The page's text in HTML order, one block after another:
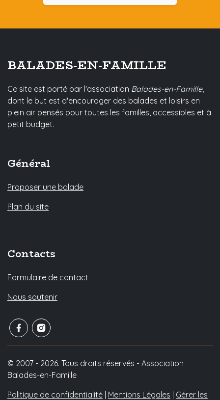
BALADES-EN-FAMILLE
Ce site est porté par l'association Balades-en-Famille,
dont le but est d'encourager des balades et loisirs en
plein air pensés pour toutes les familles, accessibles et à
petit budget.
Général
Proposer une balade
Plan du site
Contacts
Formulaire de contact
Nous soutenir
© 2007 - 2026. Tous droits réservés - Association
Balades-en-Famille
Politique de confidentialité Mentions Légales Gérer les